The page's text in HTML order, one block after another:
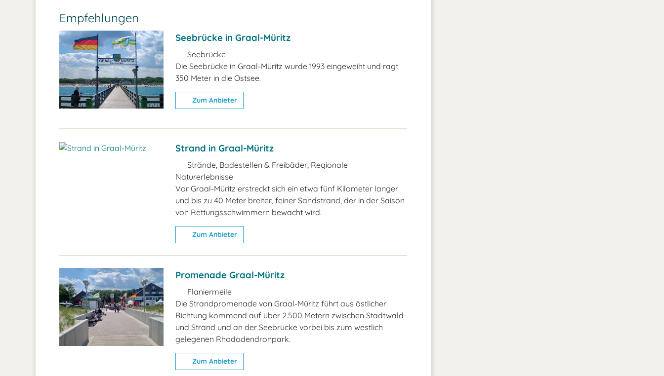
Empfehlungen
Seebrücke in Graal-Müritz
Seebrücke
Die Seebrücke in Graal-Müritz wurde 1993 eingeweiht und ragt
350 Meter in die Ostsee.
Zum Anbieter
Strand in Graal-Müritz
Strände, Badestellen & Freibäder, Regionale
Naturerlebnisse
Vor Graal-Müritz erstreckt sich ein etwa fünf Kilometer langer
und bis zu 40 Meter breiter, feiner Sandstrand, der in der Saison
von Rettungsschwimmern bewacht wird.
Zum Anbieter
Promenade Graal-Müritz
Flaniermeile
Die Strandpromenade von Graal-Müritz führt aus östlicher
Richtung kommend auf über 2.500 Metern zwischen Stadtwald
und Strand und an der Seebrücke vorbei bis zum westlich
gelegenen Rhododendronpark.
Zum Anbieter